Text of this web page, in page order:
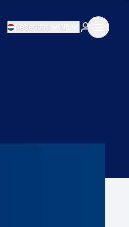
Nederland NL